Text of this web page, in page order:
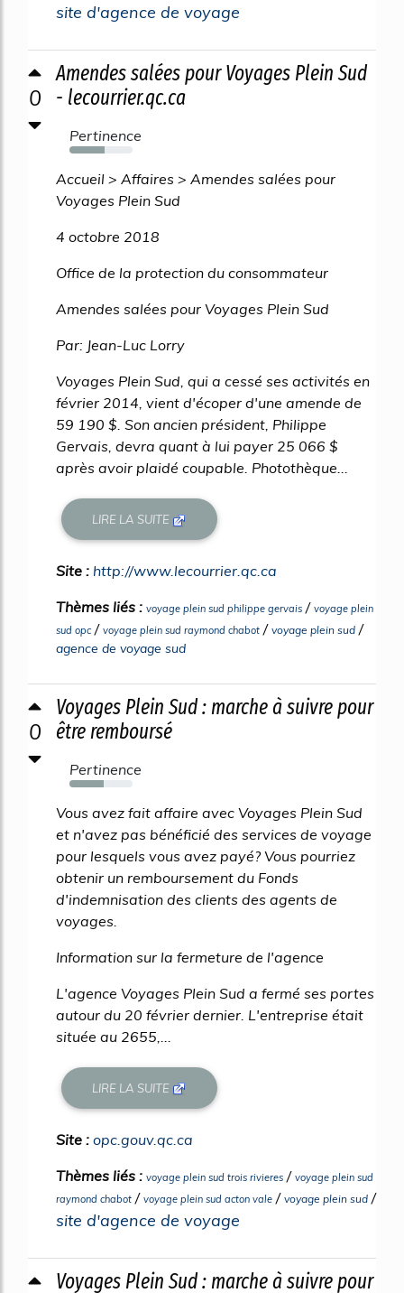
site d'agence de voyage
0
Amendes salées pour Voyages Plein Sud
- lecourrier.qc.ca
Pertinence
56%
Accueil > Affaires > Amendes salées pour
Voyages Plein Sud
4 octobre 2018
Office de la protection du consommateur
Amendes salées pour Voyages Plein Sud
Par: Jean-Luc Lorry
Voyages Plein Sud, qui a cessé ses activités en
février 2014, vient d'écoper d'une amende de
59 190 $. Son ancien président, Philippe
Gervais, devra quant à lui payer 25 066 $
après avoir plaidé coupable. Photothèque...
LIRE LA SUITE
Site : http://www.lecourrier.qc.ca
Thèmes liés : voyage plein sud philippe gervais / voyage plein
sud opc/ voyage plein sud raymond chabot / voyage plein sud /
agence de voyage sud
0
Voyages Plein Sud : marche à suivre pour
être remboursé
Pertinence
54%
Vous avez fait affaire avec Voyages Plein Sud
et n'avez pas bénéficié des services de voyage
pour lesquels vous avez payé? Vous pourriez
obtenir un remboursement du Fonds
d'indemnisation des clients des agents de
voyages.
Information sur la fermeture de l'agence
L'agence Voyages Plein Sud a fermé ses portes
autour du 20 février dernier. L'entreprise était
située au 2655,...
LIRE LA SUITE
Site : opc.gouv.qc.ca
Thèmes liés : voyage plein sud trois rivieres / voyage plein sud
raymond chabot / voyage plein sud acton vale / voyage plein sud /
site d'agence de voyage
Voyages Plein Sud : marche à suivre pour